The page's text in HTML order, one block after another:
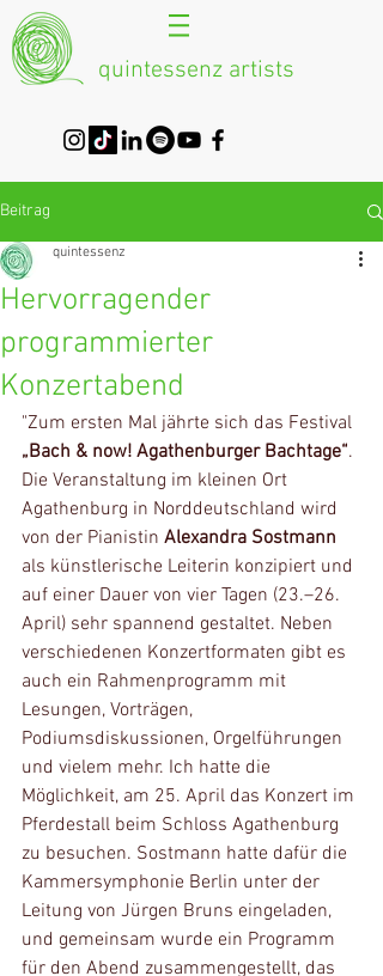
quintessenz artists
Beitrag
Hervorragender
programmierter
Konzertabend
quintessenz
"Zum ersten Mal jährte sich das Festival
„Bach & now! Agathenburger Bachtage“.
Die Veranstaltung im kleinen Ort
Agathenburg in Norddeutschland wird
von der Pianistin Alexandra Sostmann
als künstlerische Leiterin konzipiert und
auf einer Dauer von vier Tagen (23.–26.
April) sehr spannend gestaltet. Neben
verschiedenen Konzertformaten gibt es
auch ein Rahmenprogramm mit
Lesungen, Vorträgen,
Podiumsdiskussionen, Orgelführungen
und vielem mehr. Ich hatte die
Möglichkeit, am 25. April das Konzert im
Pferdestall beim Schloss Agathenburg
zu besuchen. Sostmann hatte dafür die
Kammersymphonie Berlin unter der
Leitung von Jürgen Bruns eingeladen,
und gemeinsam wurde ein Programm
für den Abend zusammengestellt, das